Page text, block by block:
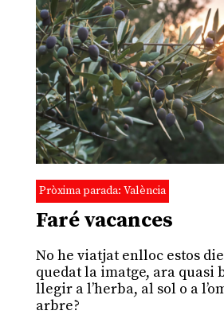
Pròxima parada: València
Faré vacances
No he viatjat enlloc estos
quedat la imatge, ara quasi
llegir a l’herba, al sol o a
arbre?